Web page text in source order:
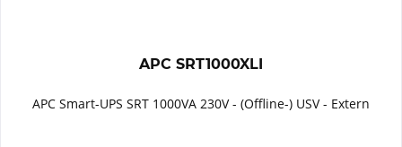
APC SRT1000XLI
APC Smart-UPS SRT 1000VA 230V - (Offline-) USV - Extern